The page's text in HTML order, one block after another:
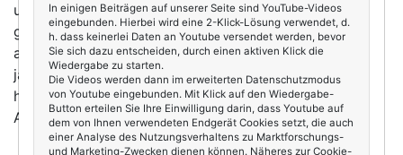
unbewusste Reaktion auf die Grauheit der Welt? Kann
gut sein. Dabei gab es in meinem Leben auch ganz
andere Farb-Phasen. Als Studentin etwa trug ich
jahrelang nur schwarz. Ausschließlich und immer. Das
hatte gleich mehrere Vorteile: Drama, Baby, Drama!
Alles passte zusammen. Ich gewann… mehr
In einigen Beiträgen auf unserer Seite sind YouTube-Videos
eingebunden. Hierbei wird eine 2-Klick-Lösung verwendet, d.
h. dass keinerlei Daten an Youtube versendet werden, bevor
Sie sich dazu entscheiden, durch einen aktiven Klick die
Wiedergabe zu starten.
Die Videos werden dann im erweiterten Datenschutzmodus
von Youtube eingebunden. Mit Klick auf den Wiedergabe-
Button erteilen Sie Ihre Einwilligung darin, dass Youtube auf
dem von Ihnen verwendeten Endgerät Cookies setzt, die auch
einer Analyse des Nutzungsverhaltens zu Marktforschungs-
und Marketing-Zwecken dienen können. Näheres zur Cookie-